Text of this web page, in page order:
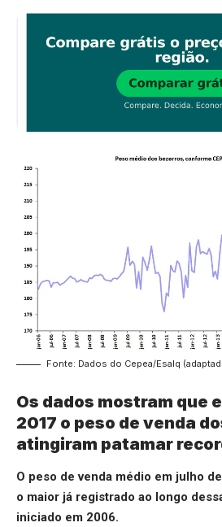
Fonte: Dados do Cepea/Esalq
Os dados mostram que
2017 o peso de venda
atingiram patamar
O peso de venda médio em julho
o maior já registrado ao longo
iniciado em 2006.